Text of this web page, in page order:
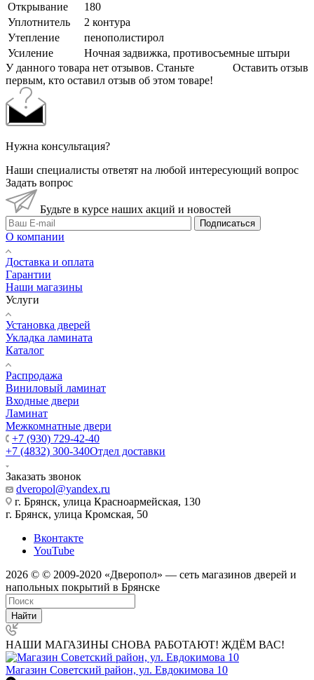
Открывание
180
Уплотнитель
2 контура
Утепление
пенополистирол
Усиление
Ночная задвижка, противосъемные штыри
Оставить отзыв
У данного товара нет отзывов. Станьте
первым, кто оставил отзыв об этом товаре!
Нужна консультация?
Наши специалисты ответят на любой интересующий вопрос
Задать вопрос
Будьте в курсе наших акций и новостей
Подписаться
О компании
Доставка и оплата
Гарантии
Наши магазины
Услуги
Установка дверей
Укладка ламината
Каталог
Распродажа
Виниловый ламинат
Входные двери
Ламинат
Межкомнатные двери
+7 (930) 729-42-40
+7 (4832) 300-340Отдел доставки
Заказать звонок
dveropol@yandex.ru
г. Брянск, улица Красноармейская, 130
г. Брянск, улица Кромская, 50
Вконтакте
YouTube
2026 © © 2009-2020 «Дверопол» — сеть магазинов дверей и
напольных покрытий в Брянске
Найти
НАШИ МАГАЗИНЫ СНОВА РАБОТАЮТ! ЖДЁМ ВАС!
Магазин Советский район, ул. Евдокимова 10